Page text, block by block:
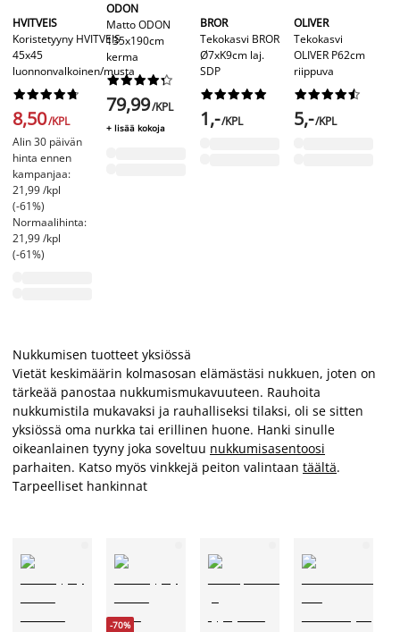
HVITVEIS
Koristetyyny HVITVEIS
45x45
luonnonvalkoinen/musta






8,50/KPL
Alin 30 päivän
hinta ennen
kampanjaa:
21,99 /kpl
(-61%)
Normaalihinta:
21,99 /kpl
(-61%)
ODON
Matto ODON
135x190cm
kerma






79,99/KPL
+ lisää kokoja
BROR
Tekokasvi BROR
Ø7xK9cm laj.
SDP






1,-/KPL
OLIVER
Tekokasvi
OLIVER P62cm
riippuva






5,-/KPL
Nukkumisen tuotteet yksiössä
Vietät keskimäärin kolmasosan elämästäsi nukkuen, joten on
tärkeää panostaa nukkumismukavuuteen. Rauhoita
nukkumistila mukavaksi ja rauhalliseksi tilaksi, oli se sitten
yksiössä oma nurkka tai erillinen huone. Hanki sinulle
oikeanlainen tyyny joka soveltuu nukkumisasentoosi
parhaiten. Katso myös vinkkejä peiton valintaan täältä.
Tarpeelliset hankinnat
-70%